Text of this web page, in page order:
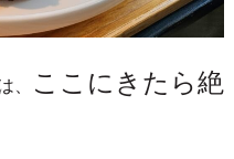
、
ここにきたら絶